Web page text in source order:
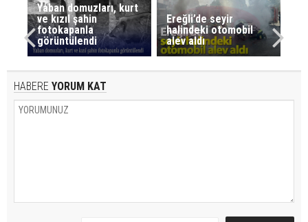
Yaban domuzları, kurt
ve kızıl şahin
fotokapanla
görüntülendi
Ereğli’de seyir
halindeki otomobil
alev aldı
HABERE YORUM KAT